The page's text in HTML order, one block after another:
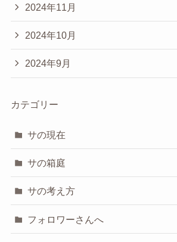
2024年11月
2024年10月
2024年9月
カテゴリー
サの現在
サの箱庭
サの考え方
フォロワーさんへ